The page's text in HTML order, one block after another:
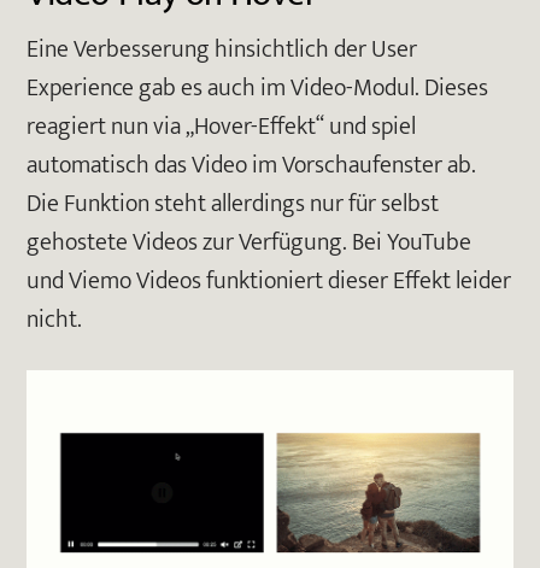
Eine Verbesserung hinsichtlich der User
Experience gab es auch im Video-Modul. Dieses
reagiert nun via „Hover-Effekt“ und spiel
automatisch das Video im Vorschaufenster ab.
Die Funktion steht allerdings nur für selbst
gehostete Videos zur Verfügung. Bei YouTube
und Viemo Videos funktioniert dieser Effekt leider
nicht.